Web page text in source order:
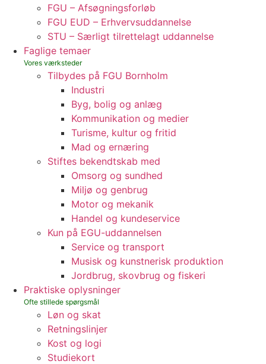
FGU – Afsøgningsforløb
FGU EUD – Erhvervsuddannelse
STU – Særligt tilrettelagt uddannelse
Faglige temaer
Tilbydes på FGU Bornholm
Industri
Byg, bolig og anlæg
Kommunikation og medier
Turisme, kultur og fritid
Mad og ernæring
Stiftes bekendtskab med
Omsorg og sundhed
Miljø og genbrug
Motor og mekanik
Handel og kundeservice
Kun på EGU-uddannelsen
Service og transport
Musisk og kunstnerisk produktion
Jordbrug, skovbrug og fiskeri
Praktiske oplysninger
Løn og skat
Retningslinjer
Kost og logi
Studiekort